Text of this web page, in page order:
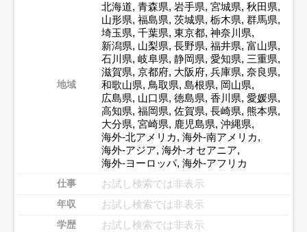
地域
北海道, 青森県, 岩手県, 宮城県, 秋田県,
山形県, 福島県, 茨城県, 栃木県, 群馬県,
埼玉県, 千葉県, 東京都, 神奈川県,
新潟県, 山梨県, 長野県, 福井県, 富山県,
石川県, 岐阜県, 静岡県, 愛知県, 三重県,
滋賀県, 京都府, 大阪府, 兵庫県, 奈良県,
和歌山県, 鳥取県, 島根県, 岡山県,
広島県, 山口県, 徳島県, 香川県, 愛媛県,
高知県, 福岡県, 佐賀県, 長崎県, 熊本県,
大分県, 宮崎県, 鹿児島県, 沖縄県,
海外-北アメリカ, 海外-南アメリカ,
海外-アジア, 海外-オセアニア,
海外-ヨーロッパ, 海外-アフリカ
仕事 お試し検索では非表示
年収 お試し検索では非表示
学歴 お試し検索では非表示